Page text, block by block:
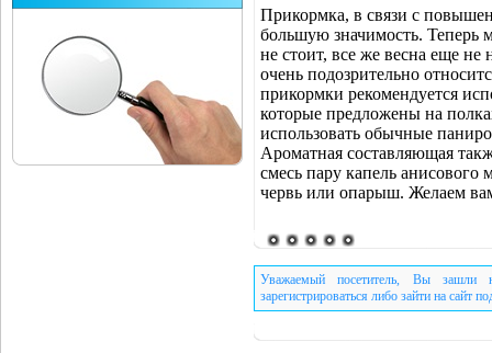
Прикормка, в связи с
большую значимость. Теперь
не стоит, все же весна еще не
очень подозрительно
прикормки рекомендуется
которые предложены на
использовать обычные
Ароматная составляющая
смесь пару капель анисового
червь или опарыш. Желаем
Уважаемый посетитель, Вы зашли
зарегистрироваться либо зайти на сайт